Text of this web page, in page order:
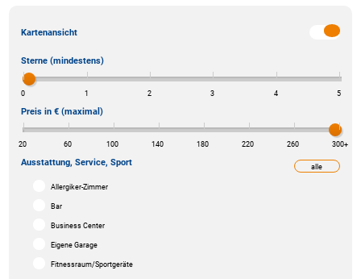
Kartenansicht
Sterne (mindestens)
0 1 2 3 4 5
Preis in € (maximal)
20 60 100 140 180 220 260 300+
alle
Ausstattung, Service, Sport
Allergiker-Zimmer
Bar
Business Center
Eigene Garage
Fitnessraum/Sportgeräte